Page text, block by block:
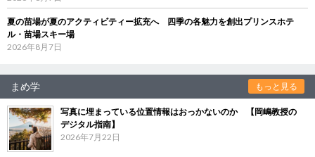
夏の苗場が夏のアクティビティー拡充へ 四季の各魅力を創出プリンスホテ
ル・苗場スキー場
2026年8月7日
まめ学 もっと見る
写真に埋まっている位置情報はおっかないのか 【岡嶋教授の
デジタル指南】
2026年7月22日